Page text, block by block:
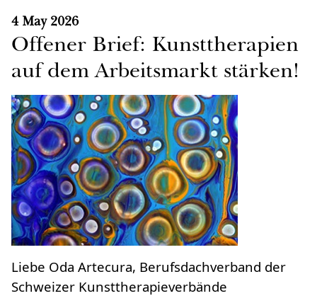
4 May 2026
Offener Brief: Kunsttherapien
auf dem Arbeitsmarkt stärken!
Liebe Oda Artecura, Berufsdachverband der
Schweizer Kunsttherapieverbände